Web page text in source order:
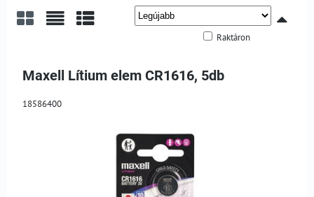
Raktáron
Maxell Lítium elem CR1616, 5db
18586400